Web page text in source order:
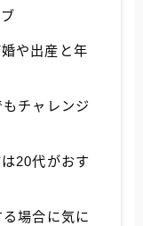
や出産と年
チャレンジ
20代がおす
場合に気に